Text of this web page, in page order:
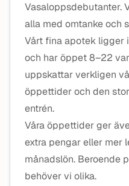
Vasaloppsdebutanter.
alla med omtanke och
Vårt fina apotek ligger
och har öppet 8–22
uppskattar verkligen
öppettider och den
entrén.
Våra öppettider ger
extra pengar eller mer
månadslön. Beroende
behöver vi olika.